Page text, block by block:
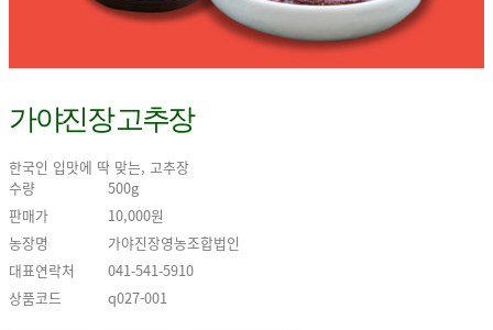
가야진장 고추장
한국인 입맛에 딱 맞는, 고추장
수량
500g
판매가
10,000원
농장명
가야진장영농조합법인
대표연락처
041-541-5910
상품코드
q027-001